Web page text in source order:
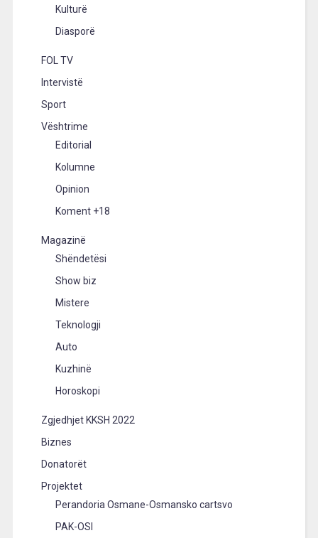
Kulturë
Diasporë
FOL TV
Intervistë
Sport
Vështrime
Editorial
Kolumne
Opinion
Koment +18
Magazinë
Shëndetësi
Show biz
Mistere
Teknologji
Auto
Kuzhinë
Horoskopi
Zgjedhjet KKSH 2022
Biznes
Donatorët
Projektet
Perandoria Osmane-Osmansko cartsvo
PAK-OSI